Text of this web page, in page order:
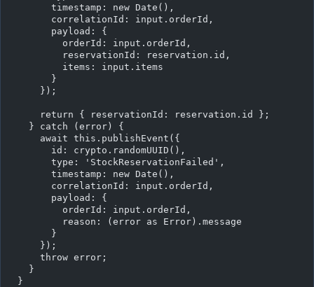
        timestamp: new Date(),
        correlationId: input.orderId,
        payload: {
          orderId: input.orderId,
          reservationId: reservation.id,
          items: input.items
        }
      });
      return { reservationId: reservation.id };
    } catch (error) {
      await this.publishEvent({
        id: crypto.randomUUID(),
        type: 'StockReservationFailed',
        timestamp: new Date(),
        correlationId: input.orderId,
        payload: {
          orderId: input.orderId,
          reason: (error as Error).message
        }
      });
      throw error;
    }
  }